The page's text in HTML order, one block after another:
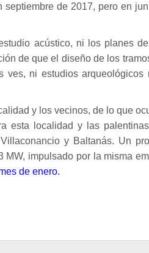
septiembre de 2017, pero en
acústico, ni los planes
de que el diseño de los
ves, ni estudios
y los vecinos, de lo que
esta localidad y las
y Baltanás. Un
impulsado por la misma
de enero.